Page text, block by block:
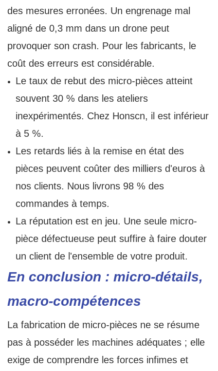
des mesures erronées. Un engrenage mal
aligné de 0,3 mm dans un drone peut
provoquer son crash. Pour les fabricants, le
coût des erreurs est considérable.
Le taux de rebut des micro-pièces atteint
souvent 30 % dans les ateliers
inexpérimentés. Chez Honscn, il est inférieur
à 5 %.
Les retards liés à la remise en état des
pièces peuvent coûter des milliers d'euros à
nos clients. Nous livrons 98 % des
commandes à temps.
La réputation est en jeu. Une seule micro-
pièce défectueuse peut suffire à faire douter
un client de l'ensemble de votre produit.
En conclusion : micro-détails,
macro-compétences
La fabrication de micro-pièces ne se résume
pas à posséder les machines adéquates ; elle
exige de comprendre les forces infimes et